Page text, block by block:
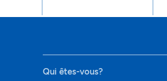
Qui êtes-vous?